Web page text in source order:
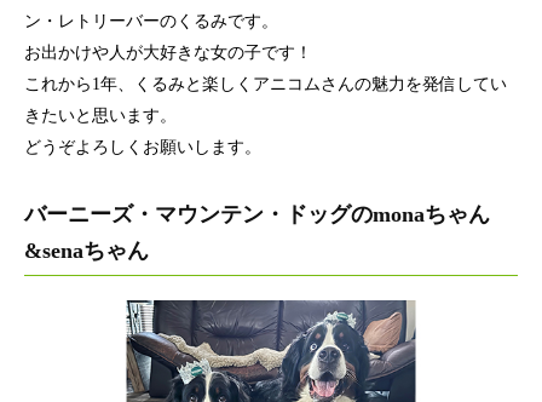
ン・レトリーバーのくるみです。
お出かけや人が大好きな女の子です！
これから1年、くるみと楽しくアニコムさんの魅力を発信してい
きたいと思います。
どうぞよろしくお願いします。
バーニーズ・マウンテン・ドッグのmonaちゃん
&senaちゃん